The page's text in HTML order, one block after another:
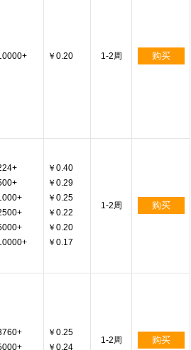
￥0.20 1-2周 购买
￥0.40
￥0.29
￥0.25
￥0.22
￥0.20
￥0.17
1-2周 购买
￥0.25
￥0.24
1-2周 购买